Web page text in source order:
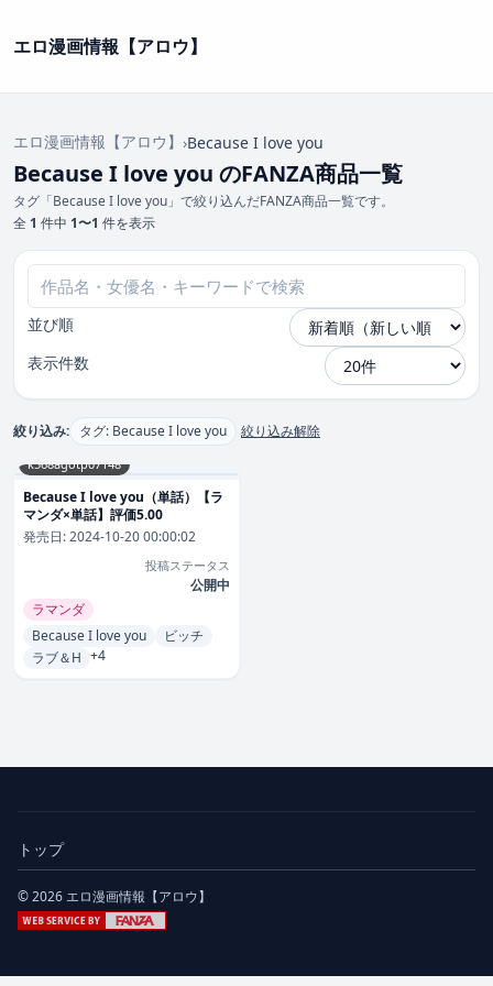
エロ漫画情報【アロウ】
エロ漫画情報【アロウ】 ›Because I love you
Because I love you のFANZA商品一覧
タグ「Because I love you」で絞り込んだFANZA商品一覧です。
全 1 件中 1〜1 件を表示
並び順
表示件数
絞り込み: タグ: Because I love you 絞り込み解除
k568agotp07148
Because I love you（単話）【ラ
マンダ×単話】評価5.00
発売日:2024-10-20 00:00:02
投稿ステータス
公開中
ラマンダ
Because I love you
ビッチ
ラブ＆H +4
トップ
© 2026 エロ漫画情報【アロウ】